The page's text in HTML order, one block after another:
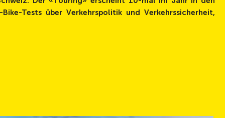
Tests über Verkehrspolitik und Verkehrssicherheit,